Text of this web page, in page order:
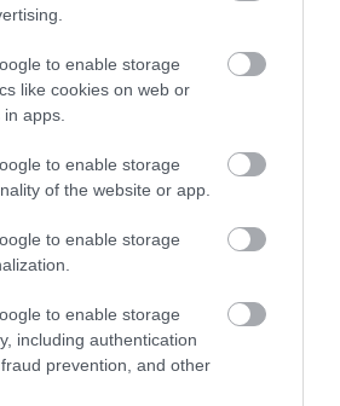
to enable storage
like cookies on web or
apps.
to enable storage
of the website or app.
to enable storage
to enable storage
including authentication
prevention, and other
újkeletű dolog.
Agatha
− 5
kíváncsiskodj, kóstolgass
a Hamu és Gyémánt világát!